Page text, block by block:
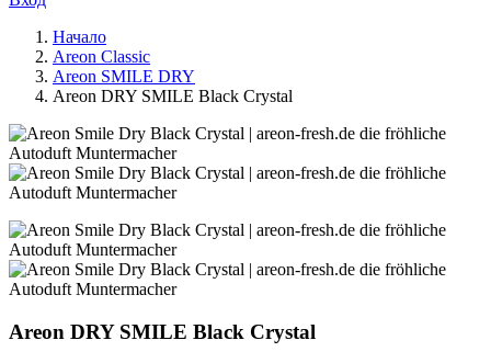
Начало
Areon Classic
Areon SMILE DRY
Areon DRY SMILE Black Crystal
Areon DRY SMILE Black Crystal